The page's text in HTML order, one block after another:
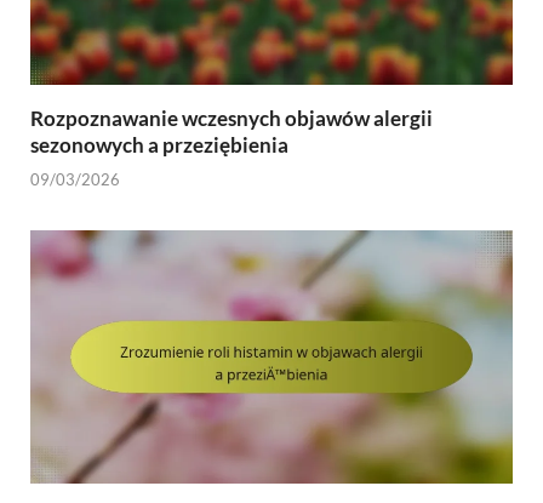
Rozpoznawanie wczesnych objawów alergii
sezonowych a przeziębienia
09/03/2026